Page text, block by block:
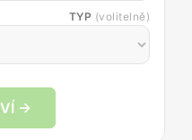
TYP (volitelně)
→